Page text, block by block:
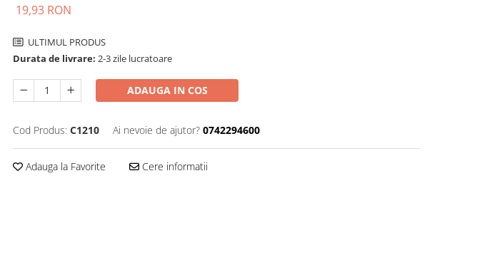
19,93 RON
ULTIMUL PRODUS
Durata de livrare: 2-3 zile lucratoare
ADAUGA IN COS
Cod Produs: C1210 Ai nevoie de ajutor? 0742294600
Adauga la Favorite Cere informatii